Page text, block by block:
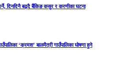
दिनदिनै बढ्दै बैंकिङ कसुर र करणीका घटना
‘क्रमश’ बालमैत्री गाउँपालिका घोषणा हुने